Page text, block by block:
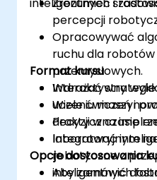
percepcji
Opracowywać
ruchu dla
przemysłowych.
Wdrażać
uczeniu
decyzji w czasie
Integrować
robotyczne z
inteligentnych
Format kursu
Interaktywny
Wiele ćwiczeń i
Praktyczna
laboratoryjnym na
Opcje dostosowania
Aby zamówić